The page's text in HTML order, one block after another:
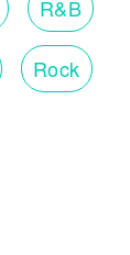
R&B
Rock